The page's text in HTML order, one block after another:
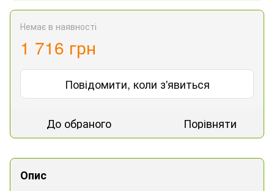
Немає в наявності
1 716 грн
Повідомити, коли з'явиться
До обраного Порівняти
Опис